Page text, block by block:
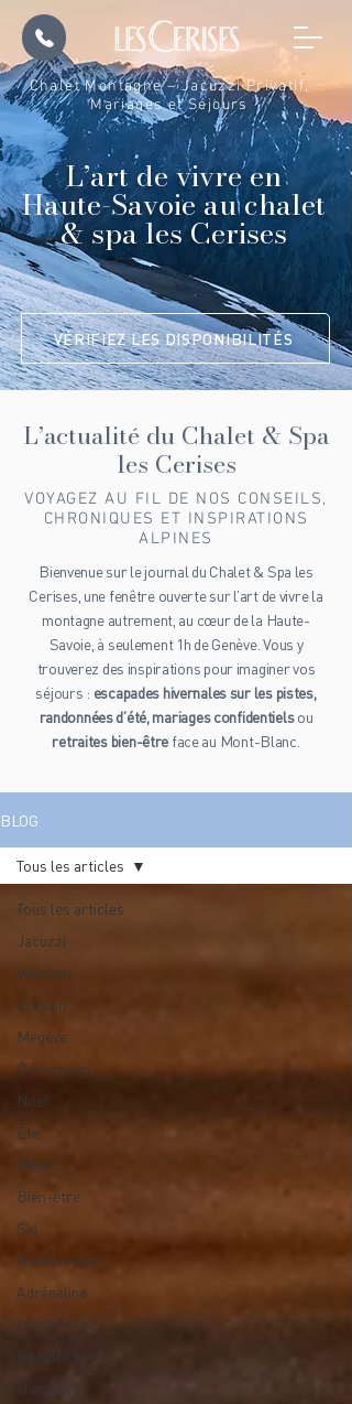
Chalet Montagne – Jacuzzi Privatif,
Mariages et Séjours
L’art de vivre en
Haute-Savoie au chalet
& spa les Cerises
VÉRIFIEZ LES DISPONIBILITÉS
L’actualité du Chalet & Spa
les Cerises
VOYAGEZ AU FIL DE NOS CONSEILS,
CHRONIQUES ET INSPIRATIONS
ALPINES
Bienvenue sur le journal du Chalet & Spa les
Cerises, une fenêtre ouverte sur l’art de vivre la
montagne autrement, au cœur de la Haute-
Savoie, à seulement 1h de Genève. Vous y
trouverez des inspirations pour imaginer vos
séjours : escapades hivernales sur les pistes,
randonnées d’été, mariages confidentielsou
retraites bien-être face au Mont-Blanc.
BLOG
Tous les articles
Jacuzzi
Webcam
Cordon
Megève
Décoration
Noël
Été
Météo
Bien-être
Ski
Randonnées
Adrénaline
Mont-Blanc
Beaufortain
Hammam
Tous les articles